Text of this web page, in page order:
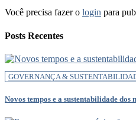
Você precisa fazer o login para
Posts Recentes
GOVERNANÇA &
Novos tempos e a sustentabilidade dos